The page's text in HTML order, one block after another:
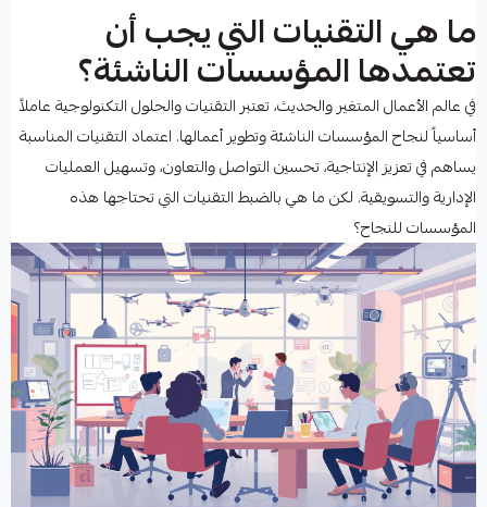
ما هي التقنيات التي يجب أن
تعتمدها المؤسسات الناشئة؟
في عالم الأعمال المتغير والحديث، تعتبر التقنيات والحلول التكنولوجية عاملاً
أساسياً لنجاح المؤسسات الناشئة وتطوير أعمالها. اعتماد التقنيات المناسبة
يساهم في تعزيز الإنتاجية، تحسين التواصل والتعاون، وتسهيل العمليات
الإدارية والتسويقية. لكن ما هي بالضبط التقنيات التي تحتاجها هذه
المؤسسات للنجاح؟